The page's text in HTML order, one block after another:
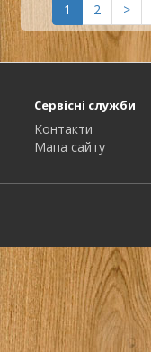
1 2 >
Сервісні служби
Контакти
Мапа сайту